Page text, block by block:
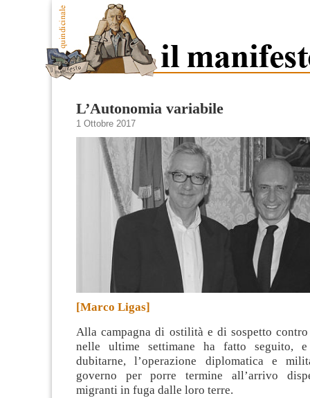
L’Autonomia variabile
1 Ottobre 2017
[Marco Ligas]
Alla campagna di ostilità e di sospetto
nelle ultime settimane ha fatto seguito,
dubitarne, l’operazione diplomatica e
governo per porre termine all’arrivo
migranti in fuga dalle loro terre.